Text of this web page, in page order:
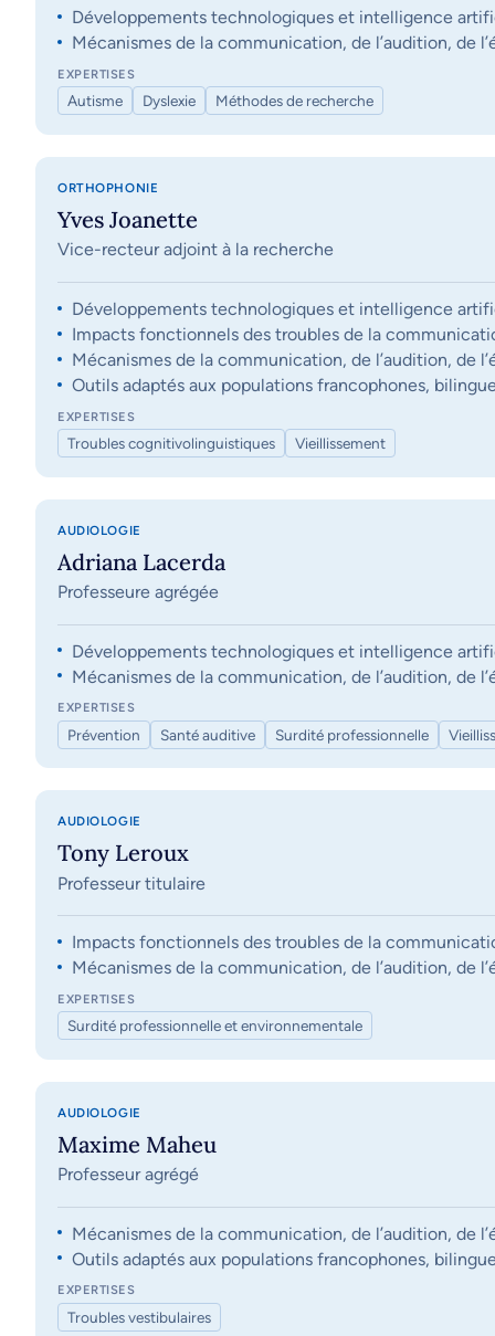
Développements technologiques et intelligence
Mécanismes de la communication, de l’audition, de
EXPERTISES
Autisme Dyslexie Méthodes de recherche
ORTHOPHONIE
Yves Joanette
Vice-recteur adjoint à la recherche
Développements technologiques et intelligence
Impacts fonctionnels des troubles de la
Mécanismes de la communication, de l’audition, de
Outils adaptés aux populations francophones,
EXPERTISES
Troubles cognitivolinguistiques Vieillissement
AUDIOLOGIE
Adriana Lacerda
Professeure agrégée
Développements technologiques et intelligence
Mécanismes de la communication, de l’audition, de
EXPERTISES
Prévention Santé auditive Surdité professionnelle
AUDIOLOGIE
Tony Leroux
Professeur titulaire
Impacts fonctionnels des troubles de la
Mécanismes de la communication, de l’audition, de
EXPERTISES
Surdité professionnelle et environnementale
AUDIOLOGIE
Maxime Maheu
Professeur agrégé
Mécanismes de la communication, de l’audition, de
Outils adaptés aux populations francophones,
EXPERTISES
Troubles vestibulaires